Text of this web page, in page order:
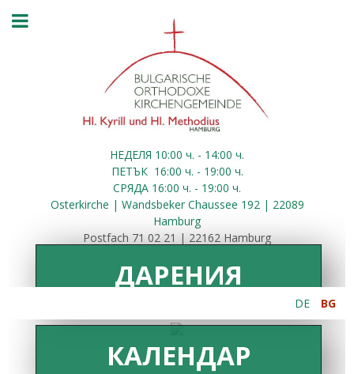
НЕДЕЛЯ 10:00 ч. - 14:00 ч.
ПЕТЪК 16:00 ч. - 19:00 ч.
СРЯДА 16:00 ч. - 19:00 ч.
Osterkirche | Wandsbeker Chaussee 192 | 22089
Hamburg
Postfach 71 02 21 | 22162 Hamburg
DE BG
ДАРЕНИЯ
КАЛЕНДАР